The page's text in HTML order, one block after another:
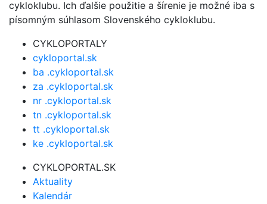
cykloklubu. Ich ďalšie použitie a šírenie je možné iba s
písomným súhlasom Slovenského cykloklubu.
CYKLOPORTALY
cykloportal.sk
ba .cykloportal.sk
za .cykloportal.sk
nr .cykloportal.sk
tn .cykloportal.sk
tt .cykloportal.sk
ke .cykloportal.sk
CYKLOPORTAL.SK
Aktuality
Kalendár